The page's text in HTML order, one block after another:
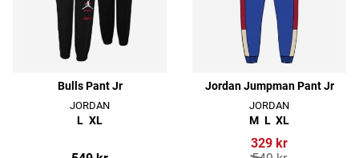
Bulls Pant Jr
JORDAN
L XL
Jordan Jumpman Pant Jr
JORDAN
M L XL
329 kr